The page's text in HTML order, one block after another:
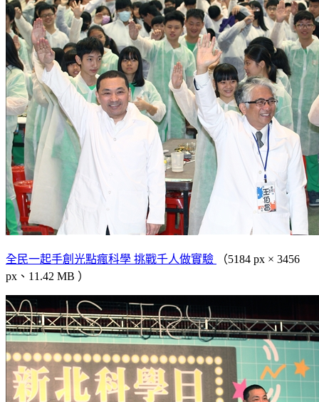
全民一起手創光點瘋科學 挑戰千人做實驗
（5184 px × 3456
px、11.42 MB ）